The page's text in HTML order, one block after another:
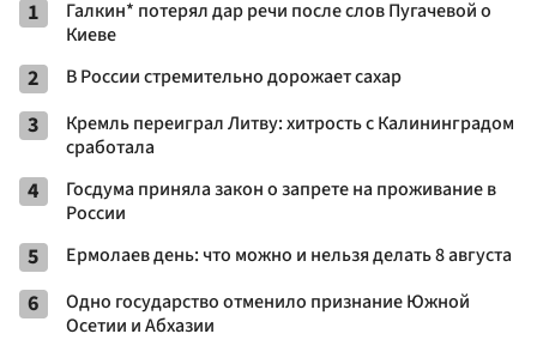
1
Галкин* потерял дар речи после слов Пугачевой о
Киеве
2 В России стремительно дорожает сахар
3
Кремль переиграл Литву: хитрость с Калининградом
сработала
4
Госдума приняла закон о запрете на проживание в
России
5 Ермолаев день: что можно и нельзя делать 8 августа
6
Одно государство отменило признание Южной
Осетии и Абхазии